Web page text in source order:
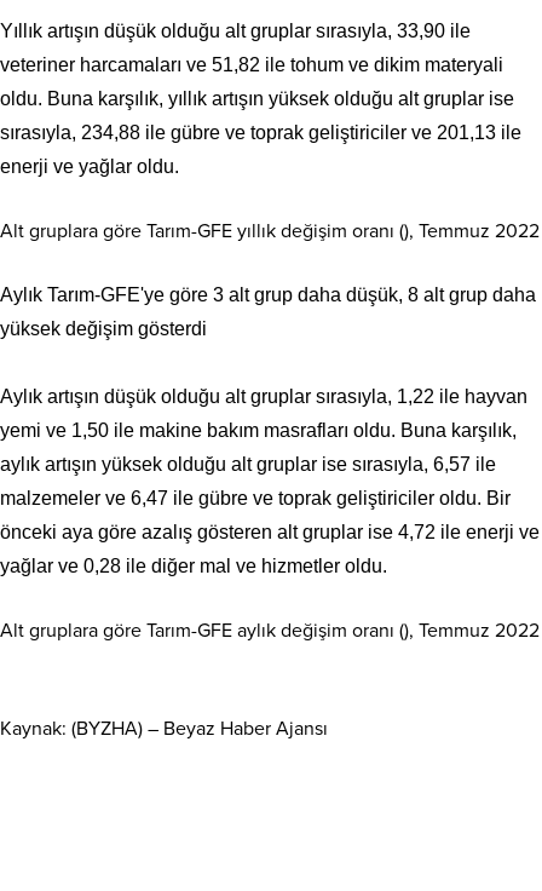
Yıllık artışın düşük olduğu alt gruplar sırasıyla, 33,90 ile
veteriner harcamaları ve 51,82 ile tohum ve dikim materyali
oldu. Buna karşılık, yıllık artışın yüksek olduğu alt gruplar ise
sırasıyla, 234,88 ile gübre ve toprak geliştiriciler ve 201,13 ile
enerji ve yağlar oldu.
Alt gruplara göre Tarım-GFE yıllık değişim oranı (), Temmuz 2022
Aylık Tarım-GFE'ye göre 3 alt grup daha düşük, 8 alt grup daha
yüksek değişim gösterdi
Aylık artışın düşük olduğu alt gruplar sırasıyla, 1,22 ile hayvan
yemi ve 1,50 ile makine bakım masrafları oldu. Buna karşılık,
aylık artışın yüksek olduğu alt gruplar ise sırasıyla, 6,57 ile
malzemeler ve 6,47 ile gübre ve toprak geliştiriciler oldu. Bir
önceki aya göre azalış gösteren alt gruplar ise 4,72 ile enerji ve
yağlar ve 0,28 ile diğer mal ve hizmetler oldu.
Alt gruplara göre Tarım-GFE aylık değişim oranı (), Temmuz 2022
Kaynak: (BYZHA) – Beyaz Haber Ajansı